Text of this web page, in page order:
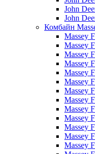
John
John
Комбайн
Massey
Massey
Massey
Massey
Massey
Massey
Massey
Massey
Massey
Massey
Massey
Massey
Massey